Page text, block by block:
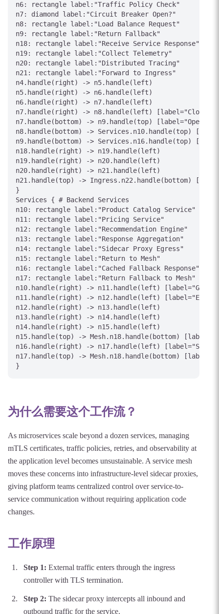
n6: rectangle label:"Traffic Policy Check"
n7: diamond label:"Circuit Breaker Open?"
n8: rectangle label:"Load Balance Request"
n9: rectangle label:"Return Fallback"
n18: rectangle label:"Receive Service Response"
n19: rectangle label:"Collect Telemetry"
n20: rectangle label:"Distributed Tracing"
n21: rectangle label:"Forward to Ingress"
n4.handle(right) -> n5.handle(left)
n5.handle(right) -> n6.handle(left)
n6.handle(right) -> n7.handle(left)
n7.handle(right) -> n8.handle(left) [label="Closed"]
n7.handle(bottom) -> n9.handle(top) [label="Open"]
n8.handle(bottom) -> Services.n10.handle(top)
n9.handle(bottom) -> Services.n16.handle(top)
n18.handle(right) -> n19.handle(left)
n19.handle(right) -> n20.handle(left)
n20.handle(right) -> n21.handle(left)
n21.handle(top) -> Ingress.n22.handle(bottom)
}
Services { # Backend Services
n10: rectangle label:"Product Catalog Service"
n11: rectangle label:"Pricing Service"
n12: rectangle label:"Recommendation Engine"
n13: rectangle label:"Response Aggregation"
n14: rectangle label:"Sidecar Proxy Egress"
n15: rectangle label:"Return to Mesh"
n16: rectangle label:"Cached Fallback Response"
n17: rectangle label:"Return Fallback to Mesh"
n10.handle(right) -> n11.handle(left) [label="Get
n11.handle(right) -> n12.handle(left)
n12.handle(right) -> n13.handle(left)
n13.handle(right) -> n14.handle(left)
n14.handle(right) -> n15.handle(left)
n15.handle(top) -> Mesh.n18.handle(bottom)
n16.handle(right) -> n17.handle(left) [label="Stale
n17.handle(top) -> Mesh.n18.handle(bottom)
为什么需要这个工作流？
As microservices scale beyond a dozen services, managing
mTLS certificates, traffic policies, retries, and observability at
the application level becomes unsustainable. A service mesh
moves these concerns into infrastructure-level sidecar proxies,
giving platform teams centralized control over service-to-
service communication without requiring application code
changes.
工作原理
Step 1: External traffic enters through the ingress
controller with TLS termination.
Step 2: The sidecar proxy intercepts all inbound and
outbound traffic for the service.